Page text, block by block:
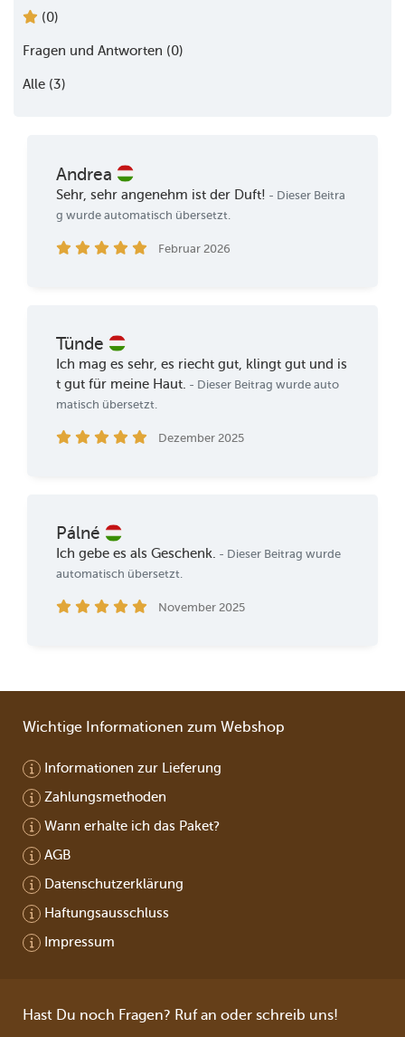
(0)
Fragen und Antworten (0)
Alle (3)
Andrea
Sehr, sehr angenehm ist der Duft! - Dieser Beitra
g wurde automatisch übersetzt.
Februar 2026
Tünde
Ich mag es sehr, es riecht gut, klingt gut und is
t gut für meine Haut. - Dieser Beitrag wurde auto
matisch übersetzt.
Dezember 2025
Pálné
Ich gebe es als Geschenk. - Dieser Beitrag wurde
automatisch übersetzt.
November 2025
Wichtige Informationen zum Webshop
Informationen zur Lieferung
Zahlungsmethoden
Wann erhalte ich das Paket?
AGB
Datenschutzerklärung
Haftungsausschluss
Impressum
Hast Du noch Fragen? Ruf an oder schreib uns!